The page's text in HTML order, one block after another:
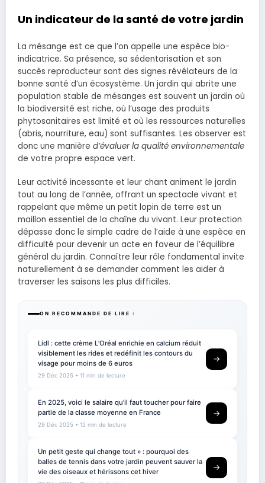
Un indicateur de la santé de votre jardin
La mésange est ce que l’on appelle une espèce bio-
indicatrice. Sa présence, sa sédentarisation et son
succès reproducteur sont des signes révélateurs de la
bonne santé d’un écosystème. Un jardin qui abrite une
population stable de mésanges est souvent un jardin où
la biodiversité est riche, où l’usage des produits
phytosanitaires est limité et où les ressources naturelles
(abris, nourriture, eau) sont suffisantes. Les observer est
donc une manière d’évaluer la qualité environnementale
de votre propre espace vert.
Leur activité incessante et leur chant animent le jardin
tout au long de l’année, offrant un spectacle vivant et
rappelant que même un petit lopin de terre est un
maillon essentiel de la chaîne du vivant. Leur protection
dépasse donc le simple cadre de l’aide à une espèce en
difficulté pour devenir un acte en faveur de l’équilibre
général du jardin. Connaître leur rôle fondamental invite
naturellement à se demander comment les aider à
traverser les saisons les plus difficiles.
ON RECOMMANDE DE LIRE :
Lidl : cette crème L’Oréal enrichie en calcium réduit
visiblement les rides et redéfinit les contours du
visage pour moins de 6 euros
29 Déc 2025 • 11 min de lecture
→
En 2025, voici le salaire qu’il faut toucher pour faire
partie de la classe moyenne en France
29 Déc 2025 • 12 min de lecture
→
Un petit geste qui change tout » : pourquoi des
balles de tennis dans votre jardin peuvent sauver la
vie des oiseaux et hérissons cet hiver
→